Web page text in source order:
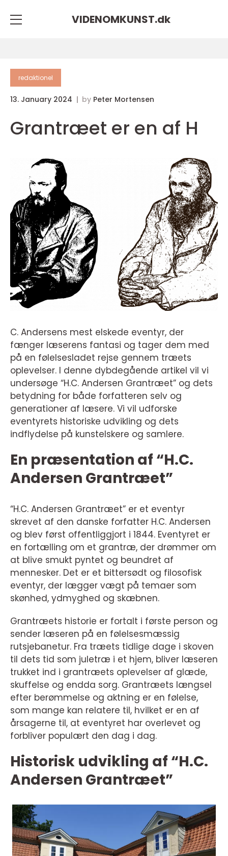
VIDENOMKUNST.dk
redaktionel
13. January 2024 by Peter Mortensen
Grantræet er en af H
C. Andersens mest elskede eventyr, der
fænger læserens fantasi og tager dem med
på en følelsesladet rejse gennem træets
oplevelser. I denne dybdegående artikel vil vi
undersøge “H.C. Andersen Grantræet” og dets
betydning for både forfatteren selv og
generationer af læsere. Vi vil udforske
eventyrets historiske udvikling og dets
indflydelse på kunstelskere og samlere.
En præsentation af “H.C.
Andersen Grantræet”
“H.C. Andersen Grantræet” er et eventyr
skrevet af den danske forfatter H.C. Andersen
og blev først offentliggjort i 1844. Eventyret er
en fortælling om et grantræ, der drømmer om
at blive smukt pyntet og beundret af
mennesker. Det er et bittersødt og filosofisk
eventyr, der lægger vægt på temaer som
skønhed, ydmyghed og skæbnen.
Grantræets historie er fortalt i første person og
sender læseren på en følelsesmæssig
rutsjebanetur. Fra træets tidlige dage i skoven
til dets tid som juletræ i et hjem, bliver læseren
trukket ind i grantræets oplevelser af glæde,
skuffelse og endda sorg. Grantræets længsel
efter berømmelse og aktning er en følelse,
som mange kan relatere til, hvilket er en af
årsagerne til, at eventyret har overlevet og
forbliver populært den dag i dag.
Historisk udvikling af “H.C.
Andersen Grantræet”